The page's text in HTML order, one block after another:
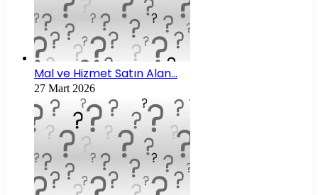
Mal ve Hizmet Satın Alan…
27 Mart 2026